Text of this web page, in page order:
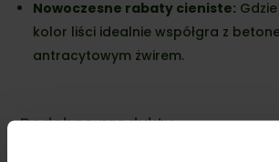
Nowoczesne rabaty cieniste:
kolor liści idealnie współgra z
antracytowym żwirem.
Podobne produkty